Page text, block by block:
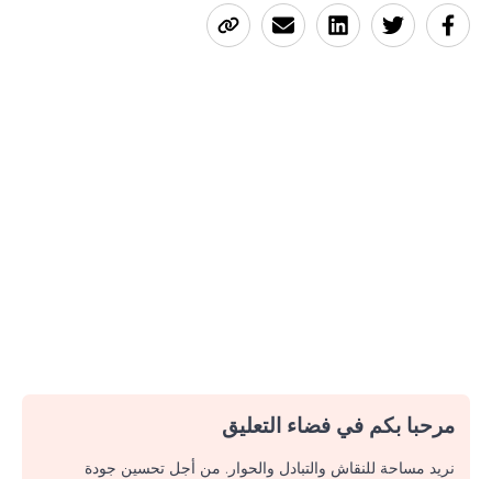
مرحبا بكم في فضاء التعليق
نريد مساحة للنقاش والتبادل والحوار. من أجل تحسين جودة